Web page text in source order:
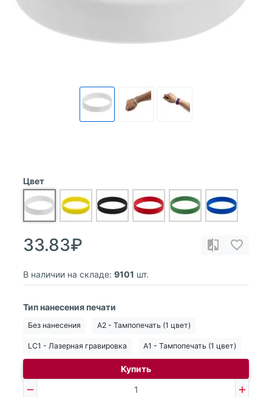
Цвет
33.83₽
В наличии на складе: 9101 шт.
Тип нанесения печати
Без нанесения A2 - Тампопечать (1 цвет)
LC1 - Лазерная гравировка A1 - Тампопечать (1 цвет)
Купить